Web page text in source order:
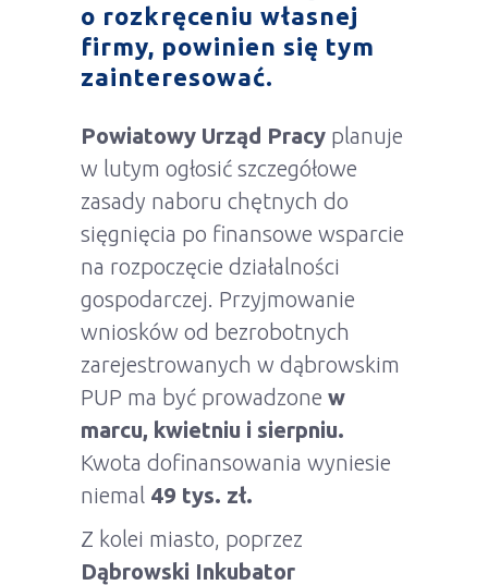
o rozkręceniu własnej
firmy, powinien się tym
zainteresować.
Powiatowy Urząd Pracy planuje
w lutym ogłosić szczegółowe
zasady naboru chętnych do
sięgnięcia po finansowe wsparcie
na rozpoczęcie działalności
gospodarczej. Przyjmowanie
wniosków od bezrobotnych
zarejestrowanych w dąbrowskim
PUP ma być prowadzone w
marcu, kwietniu i sierpniu.
Kwota dofinansowania wyniesie
niemal 49 tys. zł.
Z kolei miasto, poprzez
Dąbrowski Inkubator